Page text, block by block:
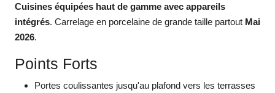
Cuisines équipées haut de gamme avec appareils
intégrés. Carrelage en porcelaine de grande taille partout Mai
2026.
Points Forts
Portes coulissantes jusqu'au plafond vers les terrasses